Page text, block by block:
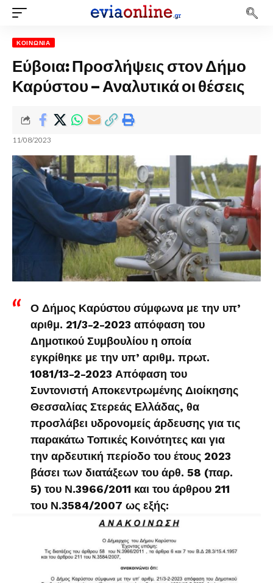
ΚΟΙΝΩΝΊΑ
Εύβοια: Προσλήψεις στον Δήμο
Καρύστου – Αναλυτικά οι θέσεις
11/08/2023
Ο Δήμος Καρύστου σύμφωνα με την υπ’
αριθμ. 21/3-2-2023 απόφαση του
Δημοτικού Συμβουλίου η οποία
εγκρίθηκε με την υπ’ αριθμ. πρωτ.
1081/13-2-2023 Απόφαση του
Συντονιστή Αποκεντρωμένης Διοίκησης
Θεσσαλίας Στερεάς Ελλάδας, θα
προσλάβει υδρονομείς άρδευσης για τις
παρακάτω Τοπικές Κοινότητες και για
την αρδευτική περίοδο του έτους 2023
βάσει των διατάξεων του άρθ. 58 (παρ.
5) του Ν.3966/2011 και του άρθρου 211
του Ν.3584/2007 ως εξής: